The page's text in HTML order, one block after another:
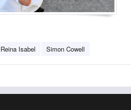
Reina Isabel Simon Cowell